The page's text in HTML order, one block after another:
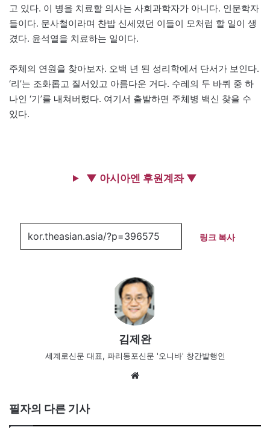
고 있다. 이 병을 치료할 의사는 사회과학자가 아니다. 인문학자
들이다. 문사철이라며 찬밥 신세였던 이들이 모처럼 할 일이 생
겼다. 윤석열을 치료하는 일이다.
주체의 연원을 찾아보자. 오백 년 된 성리학에서 단서가 보인다.
‘리’는 조화롭고 질서있고 아름다운 거다. 수레의 두 바퀴 중 하
나인 ‘기’를 내쳐버렸다. 여기서 출발하면 주체병 백신 찾을 수
있다.
▼ 아시아엔 후원계좌 ▼
링크 복사
김제완
세계로신문 대표, 파리동포신문 '오니바' 창간발행인
필자의 다른 기사